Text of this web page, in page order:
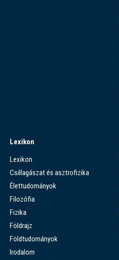
Lexikon
Lexikon
Csillagászat és asztrofizika
Élettudományok
Filozófia
Fizika
Földrajz
Földtudományok
Irodalom